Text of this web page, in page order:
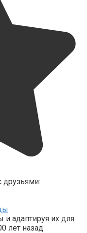
друзьями:
и адаптируя их для
лет назад